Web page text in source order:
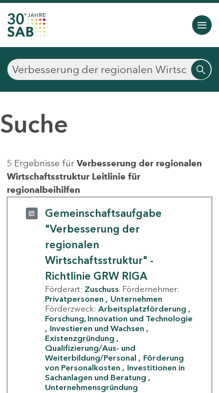
Suche
5 Ergebnisse für Verbesserung der regionalen
Wirtschaftsstruktur Leitlinie für
regionalbeihilfen
Gemeinschaftsaufgabe
"Verbesserung der
regionalen
Wirtschaftsstruktur" -
Richtlinie GRW RIGA
Förderart: Zuschuss Fördernehmer:
Privatpersonen
Unternehmen
Förderzweck: Arbeitsplatzförderung
Forschung, Innovation und Technologie
Investieren und Wachsen
Existenzgründung
Qualifizierung/Aus- und
Weiterbildung/Personal
Förderung
von Personalkosten
Investitionen in
Sachanlagen und Beratung
Unternehmensgründung